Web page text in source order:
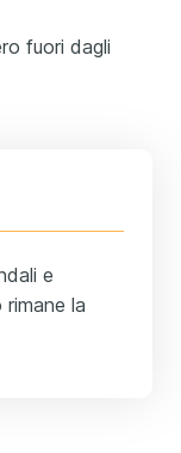
fuori dagli
e
la